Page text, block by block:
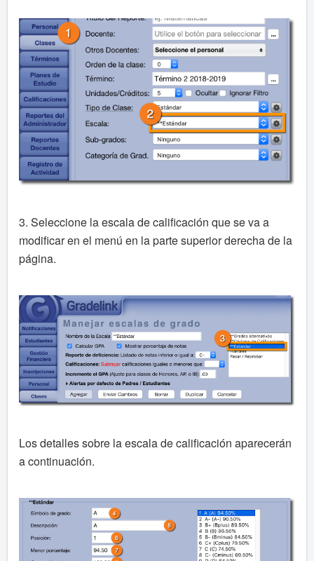
3. Seleccione la escala de calificación que se va a
modificar en el menú en la parte superior derecha de la
página.
Los detalles sobre la escala de calificación aparecerán
a continuación.